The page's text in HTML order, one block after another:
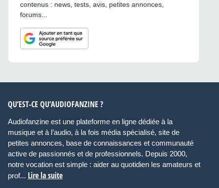
contenus : news, tests, avis, petites annonces,
forums...
QU’EST-CE QU’AUDIOFANZINE ?
Audiofanzine est une plateforme en ligne dédiée à la
musique et à l’audio, à la fois média spécialisé, site de
petites annonces, base de connaissances et communauté
active de passionnés et de professionnels. Depuis 2000,
notre vocation est simple : aider au quotidien les amateurs et
prof... Lire la suite